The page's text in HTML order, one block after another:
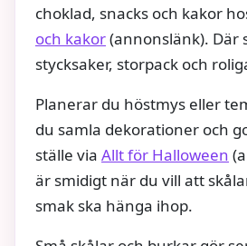
choklad, snacks och kakor
och kakor(annonslänk). Där
stycksaker, storpack och
Planerar du höstmys eller
du samla dekorationer och
ställe via Allt för Halloween
är smidigt när du vill att
smak ska hänga ihop.